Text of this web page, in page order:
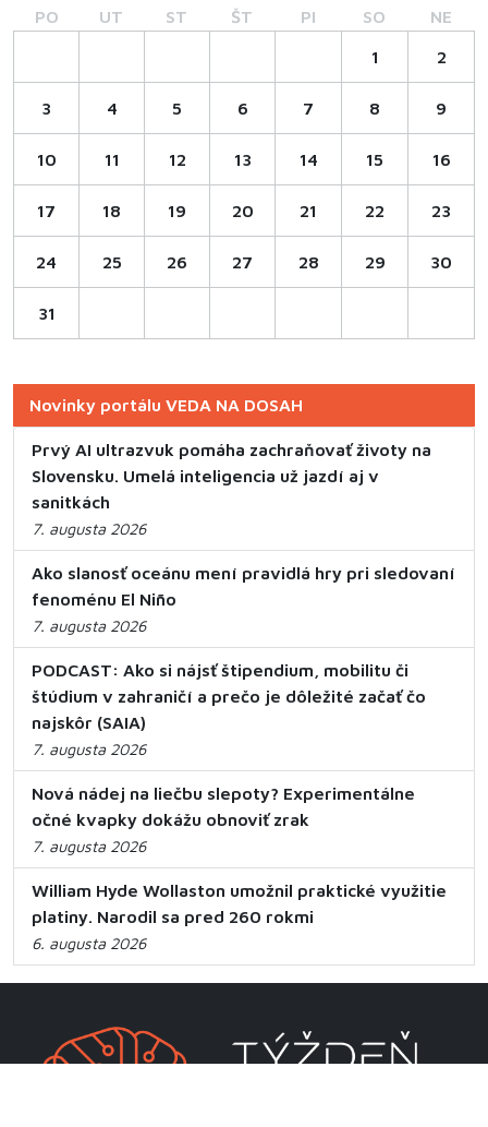
PO UT ST ŠT PI SO NE
1 2
3 4 5 6 7 8 9
10 11 12 13 14 15 16
17 18 19 20 21 22 23
24 25 26 27 28 29 30
31
Novinky portálu VEDA NA DOSAH
Prvý AI ultrazvuk pomáha zachraňovať životy na
Slovensku. Umelá inteligencia už jazdí aj v
sanitkách
7. augusta 2026
Ako slanosť oceánu mení pravidlá hry pri sledovaní
fenoménu El Niño
7. augusta 2026
PODCAST: Ako si nájsť štipendium, mobilitu či
štúdium v zahraničí a prečo je dôležité začať čo
najskôr (SAIA)
7. augusta 2026
Nová nádej na liečbu slepoty? Experimentálne
očné kvapky dokážu obnoviť zrak
7. augusta 2026
William Hyde Wollaston umožnil praktické využitie
platiny. Narodil sa pred 260 rokmi
6. augusta 2026